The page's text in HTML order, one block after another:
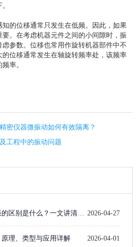
的位移通常只发生在低频。因此，如果
。在考虑机器元件之间的小间隙时，振
参数。位移也常用作旋转机器部件中不
位移通常发生在轴旋转频率处，该频率
率。
密仪器微振动如何有效隔离？
工程中的振动问题
区别是什么？一文讲清楚 2026-04-27
理、类型与应用详解 2026-04-01